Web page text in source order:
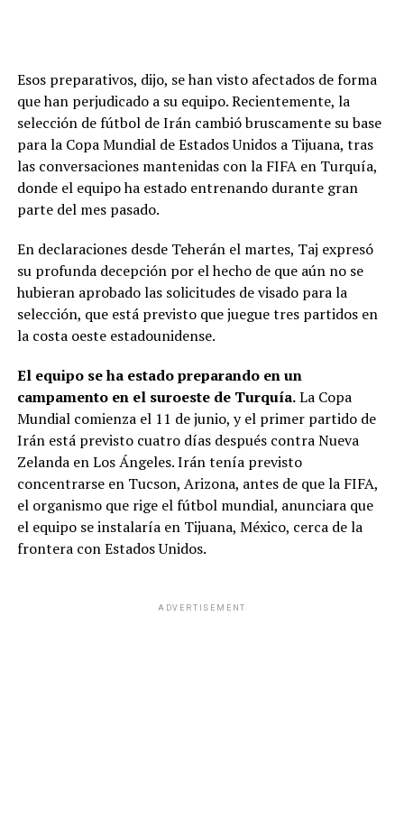
Esos preparativos, dijo, se han visto afectados de forma
que han perjudicado a su equipo. Recientemente, la
selección de fútbol de Irán cambió bruscamente su base
para la Copa Mundial de Estados Unidos a Tijuana, tras
las conversaciones mantenidas con la FIFA en Turquía,
donde el equipo ha estado entrenando durante gran
parte del mes pasado.
En declaraciones desde Teherán el martes, Taj expresó
su profunda decepción por el hecho de que aún no se
hubieran aprobado las solicitudes de visado para la
selección, que está previsto que juegue tres partidos en
la costa oeste estadounidense.
El equipo se ha estado preparando en un
campamento en el suroeste de Turquía.La Copa
Mundial comienza el 11 de junio, y el primer partido de
Irán está previsto cuatro días después contra Nueva
Zelanda en Los Ángeles. Irán tenía previsto
concentrarse en Tucson, Arizona, antes de que la FIFA,
el organismo que rige el fútbol mundial, anunciara que
el equipo se instalaría en Tijuana, México, cerca de la
frontera con Estados Unidos.
ADVERTISEMENT